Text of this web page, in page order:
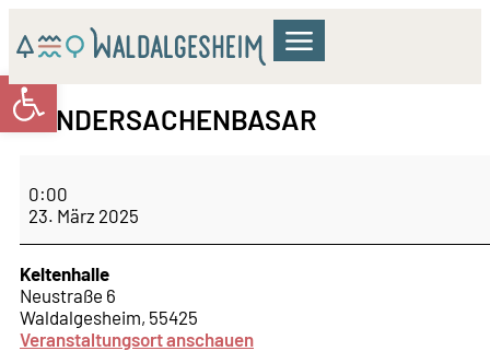
Werkzeugleiste öffnen
KINDERSACHENBASAR
0:00
23. März 2025
Keltenhalle
Neustraße 6
Waldalgesheim, 55425
Veranstaltungsort anschauen